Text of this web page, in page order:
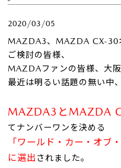
2020/03/05
MAZDA3、MAZDA CX-30
ご検討の皆様、
MAZDAファンの皆様、大
最近は明るい話題の無い中
MAZDA3とMAZDA
てナンバーワンを決める
「ワールド・カー・オブ
に選出 されました。